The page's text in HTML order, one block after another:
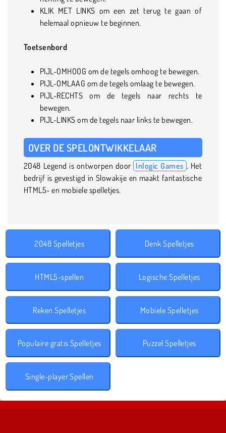
KLIK MET LINKS om een zet terug te gaan of
helemaal opnieuw te beginnen.
Toetsenbord
PIJL-OMHOOG om de tegels omhoog te bewegen.
PIJL-OMLAAG om de tegels omlaag te bewegen.
PIJL-RECHTS om de tegels naar rechts te
bewegen.
PIJL-LINKS om de tegels naar links te bewegen.
OVER DE SPELONTWIKKELAAR
2048 Legend is ontworpen door Inlogic Games . Het
bedrijf is gevestigd in Slowakije en maakt fantastische
HTML5- en mobiele spelletjes.
2048 Spelletjes Denk Spelletjes
HTML5-spellen Logische Spelletjes
Reken Spelletjes Mobiele Spelletjes
Populaire gratis Spelletjes Puzzel Spelletjes
Single-player Spellen